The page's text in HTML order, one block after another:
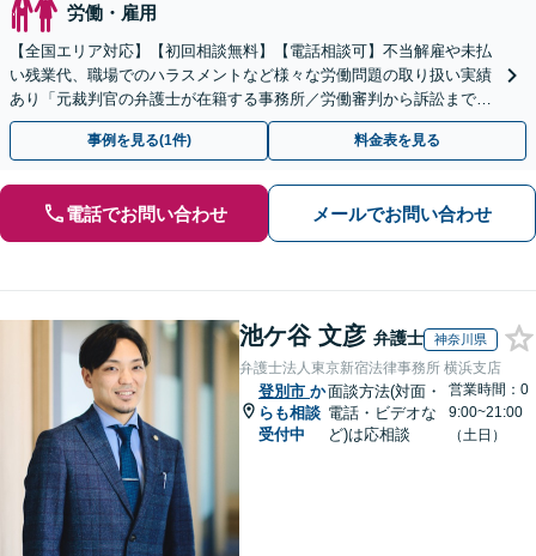
労働・雇用
【全国エリア対応】【初回相談無料】【電話相談可】不当解雇や未払
い残業代、職場でのハラスメントなど様々な労働問題の取り扱い実績
あり「元裁判官の弁護士が在籍する事務所／労働審判から訴訟まで、
裁判官経験を活かした最適な戦略を立案」
事例を見る(1件) 料金表を見る
電話でお問い合わせ メールでお問い合わせ
池ケ谷 文彦 弁護士 神奈川県
弁護士法人東京新宿法律事務所 横浜支店
登別市 か
らも相談
受付中
面談方法(対面・
電話・ビデオな
ど)は応相談
営業時間：0
9:00~21:00
（土日）